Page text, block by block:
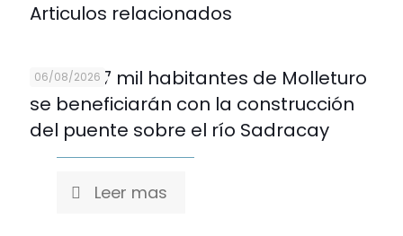
Articulos relacionados
06/08/2026
Más de 7 mil habitantes de Molleturo
se beneficiarán con la construcción
del puente sobre el río Sadracay
Leer mas